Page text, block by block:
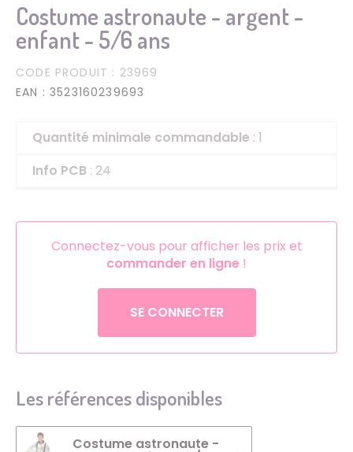
Costume astronaute - argent -
enfant - 5/6 ans
CODE PRODUIT : 23969
EAN : 3523160239693
Quantité minimale commandable : 1
Info PCB : 24
Connectez-vous pour afficher les prix et
commander en ligne !
SE CONNECTER
Les références disponibles
Costume astronaute -